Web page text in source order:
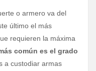
o armero va del
último el más
requieren la máxima
común es el grado
a custodiar armas